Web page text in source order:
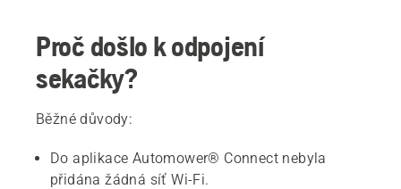
Proč došlo k odpojení
sekačky?
Běžné důvody:
Do aplikace Automower® Connect nebyla
přidána žádná síť Wi-Fi.